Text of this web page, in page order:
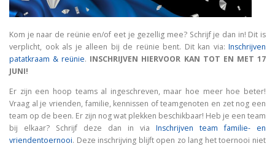
Kom je naar de reünie en/of eet je gezellig mee? Schrijf je dan in! Dit is
verplicht, ook als je alleen bij de reünie bent. Dit kan via: Inschrijven
patatkraam & reünie. INSCHRIJVEN HIERVOOR KAN TOT EN MET 17
JUNI!
Er zijn een hoop teams al ingeschreven, maar hoe meer hoe beter!
Vraag al je vrienden, familie, kennissen of teamgenoten en zet nog een
team op de been. Er zijn nog wat plekken beschikbaar! Heb je een team
bij elkaar? Schrijf deze dan in via Inschrijven team familie- en
vriendentoernooi. Deze inschrijving blijft open zo lang het toernooi niet